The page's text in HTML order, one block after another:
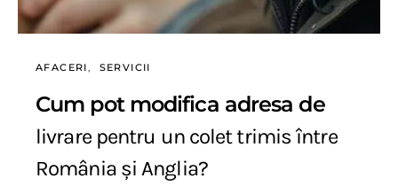
AFACERI SERVICII
Cum pot modifica adresa de
livrare pentru un colet trimis între
România și Anglia?